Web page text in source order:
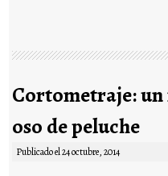
Cortometraje:
oso de peluche
Publicado el24 octubre, 2014